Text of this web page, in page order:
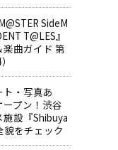
SideM
T@LES』
楽曲ガイド 第
ト・写真あ
ープン！渋谷
設『Shibuya
貌をチェック